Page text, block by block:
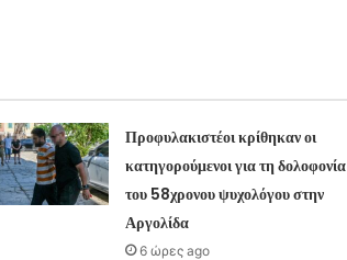
Προφυλακιστέοι κρίθηκαν οι
κατηγορούμενοι για τη δολοφονία
του 58χρονου ψυχολόγου στην
Αργολίδα
6 ώρες ago